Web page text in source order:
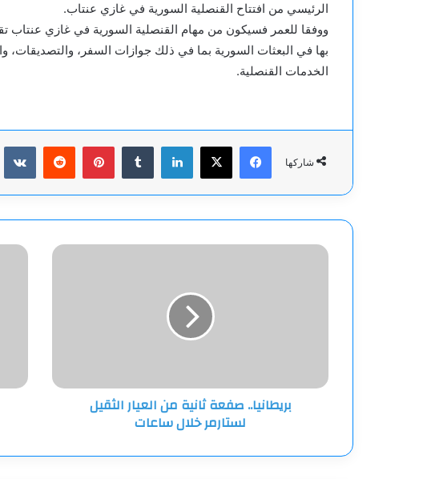
الرئيسي من افتتاح القنصلية السورية في غازي عنتاب.
ووفقا للعمر فسيكون من مهام القنصلية السورية في غازي عنتاب
بها في البعثات السورية بما في ذلك جوازات السفر، والتصديقات،
الخدمات القنصلية.
شاركها
فيسبوك
‫X لينكدإن بينتيريست
بريطانيا..
ساعات
بريطانيا.. صفعة ثانية من العيار الثقيل
لستارمر خلال ساعات
أول